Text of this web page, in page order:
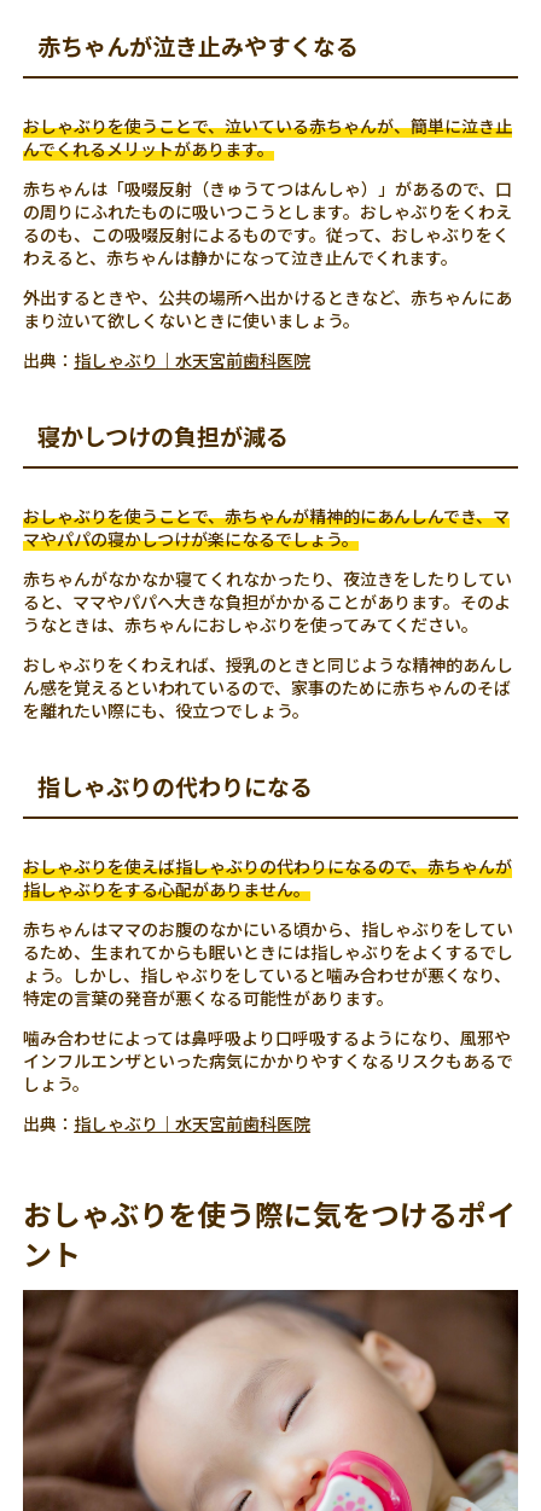
赤ちゃんが泣き止みやすくなる
おしゃぶりを使うことで、泣いている赤ちゃんが、簡単に泣き止
んでくれるメリットがあります。
赤ちゃんは「吸啜反射（きゅうてつはんしゃ）」があるので、口
の周りにふれたものに吸いつこうとします。おしゃぶりをくわえ
るのも、この吸啜反射によるものです。従って、おしゃぶりをく
わえると、赤ちゃんは静かになって泣き止んでくれます。
外出するときや、公共の場所へ出かけるときなど、赤ちゃんにあ
まり泣いて欲しくないときに使いましょう。
出典： 指しゃぶり｜水天宮前歯科医院
寝かしつけの負担が減る
おしゃぶりを使うことで、赤ちゃんが精神的にあんしんでき、マ
マやパパの寝かしつけが楽になるでしょう。
赤ちゃんがなかなか寝てくれなかったり、夜泣きをしたりしてい
ると、ママやパパへ大きな負担がかかることがあります。そのよ
うなときは、赤ちゃんにおしゃぶりを使ってみてください。
おしゃぶりをくわえれば、授乳のときと同じような精神的あんし
ん感を覚えるといわれているので、家事のために赤ちゃんのそば
を離れたい際にも、役立つでしょう。
指しゃぶりの代わりになる
おしゃぶりを使えば指しゃぶりの代わりになるので、赤ちゃんが
指しゃぶりをする心配がありません。
赤ちゃんはママのお腹のなかにいる頃から、指しゃぶりをしてい
るため、生まれてからも眠いときには指しゃぶりをよくするでし
ょう。しかし、指しゃぶりをしていると噛み合わせが悪くなり、
特定の言葉の発音が悪くなる可能性があります。
噛み合わせによっては鼻呼吸より口呼吸するようになり、風邪や
インフルエンザといった病気にかかりやすくなるリスクもあるで
しょう。
出典： 指しゃぶり｜水天宮前歯科医院
おしゃぶりを使う際に気をつけるポイ
ント